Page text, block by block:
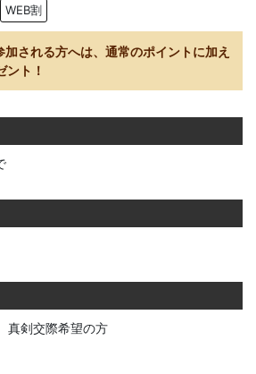
WEB割
される方へは、通常のポイントに加え
ント！
真剣交際希望の方